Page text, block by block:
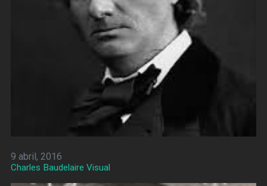
9 abril, 2016
Charles Baudelaire Visual